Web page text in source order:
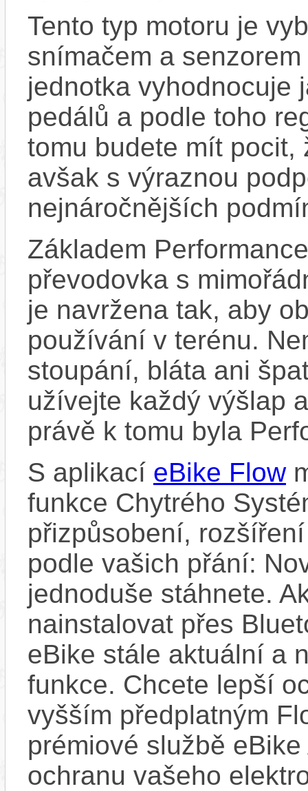
Tento typ motoru je
snímačem a
jednotka vyhodnocuje
pedálů a podle toho
tomu budete mít
avšak s výraznou
nejnáročnějších
Základem
převodovka s
je navržena tak, aby
používání v terénu.
stoupání, bláta ani
užívejte každý výšlap
právě k tomu byla
S aplikací eBike Flow
funkce Chytrého
přizpůsobení,
podle vašich přání:
jednoduše stáhnete.
nainstalovat přes
eBike stále aktuální a
funkce. Chcete lepší
vyšším předplatným
prémiové službě
ochranu vašeho